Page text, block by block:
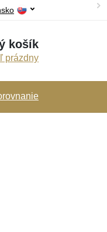
košík
prázdny